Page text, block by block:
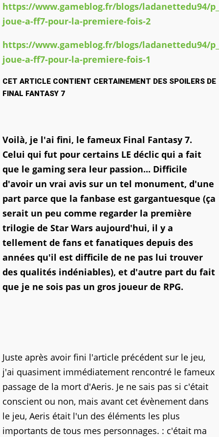
https://www.gameblog.fr/blogs/ladanettedu94/
joue-a-ff7-pour-la-premiere-fois-2
https://www.gameblog.fr/blogs/ladanettedu94/
joue-a-ff7-pour-la-premiere-fois-1
CET ARTICLE CONTIENT CERTAINEMENT DES SPOILERS DE
FINAL FANTASY 7
Voilà, je l'ai fini, le fameux Final Fantasy 7.
Celui qui fut pour certains LE déclic qui a fait
que le gaming sera leur passion... Difficile
d'avoir un vrai avis sur un tel monument, d'une
part parce que la fanbase est gargantuesque (ça
serait un peu comme regarder la première
trilogie de Star Wars aujourd'hui, il y a
tellement de fans et fanatiques depuis des
années qu'il est difficile de ne pas lui trouver
des qualités indéniables), et d'autre part du fait
que je ne sois pas un gros joueur de RPG.
Juste après avoir fini l'article précédent sur le jeu,
j'ai quasiment immédiatement rencontré le fameux
passage de la mort d'Aeris. Je ne sais pas si c'était
conscient ou non, mais avant cet évènement dans
le jeu, Aeris était l'un des éléments les plus
importants de tous mes personnages. : c'était ma